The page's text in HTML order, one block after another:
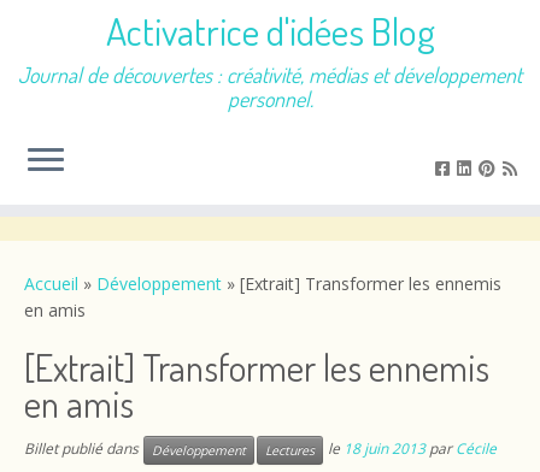
contenu
Activatrice d'idées Blog
Journal de découvertes : créativité, médias et développement
personnel.
Accueil » Développement » [Extrait] Transformer les ennemis
en amis
[Extrait] Transformer les ennemis
en amis
Billet publié dans Développement Lectures le 18 juin 2013 parCécile